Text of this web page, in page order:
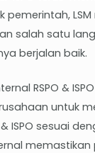
pemerintah,
salah satu
berjalan baik.
RSPO &
untuk
ISPO sesuai